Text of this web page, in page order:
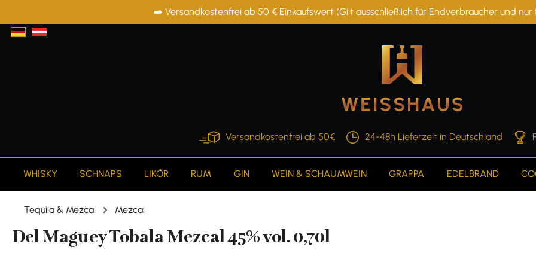
Zur Hauptnavigation springen➡️ Versandkostenfrei ab 50 € Einkaufswert (Gilt ausschließlich für Endverbraucher und
Versandkostenfrei ab 50€ 24-48h Lieferzeit in Deutschland
WHISKY SCHNAPS LIKÖR RUM GIN WEIN & SCHAUMWEIN GRAPPA EDELBRAND
Tequila & Mezcal Mezcal
Del Maguey Tobala Mezcal 45% vol. 0,70l